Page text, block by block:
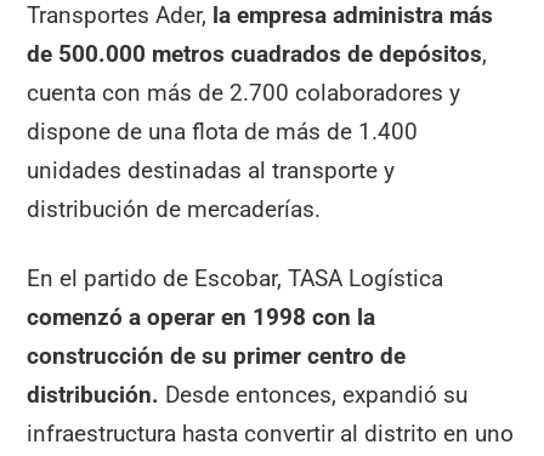
Transportes Ader, la empresa administra más
de 500.000 metros cuadrados de depósitos,
cuenta con más de 2.700 colaboradores y
dispone de una flota de más de 1.400
unidades destinadas al transporte y
distribución de mercaderías.
En el partido de Escobar, TASA Logística
comenzó a operar en 1998 con la
construcción de su primer centro de
distribución. Desde entonces, expandió su
infraestructura hasta convertir al distrito en uno